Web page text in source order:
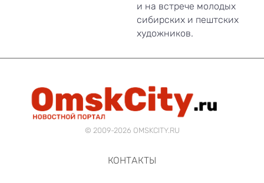
и на встрече молодых
сибирских и пештских
художников.
© 2009-2026 OMSKCITY.RU
КОНТАКТЫ